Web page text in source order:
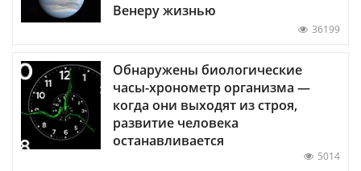
Венеру жизнью
36199
Обнаружены биологические
часы-хронометр организма —
когда они выходят из строя,
развитие человека
останавливается
5014